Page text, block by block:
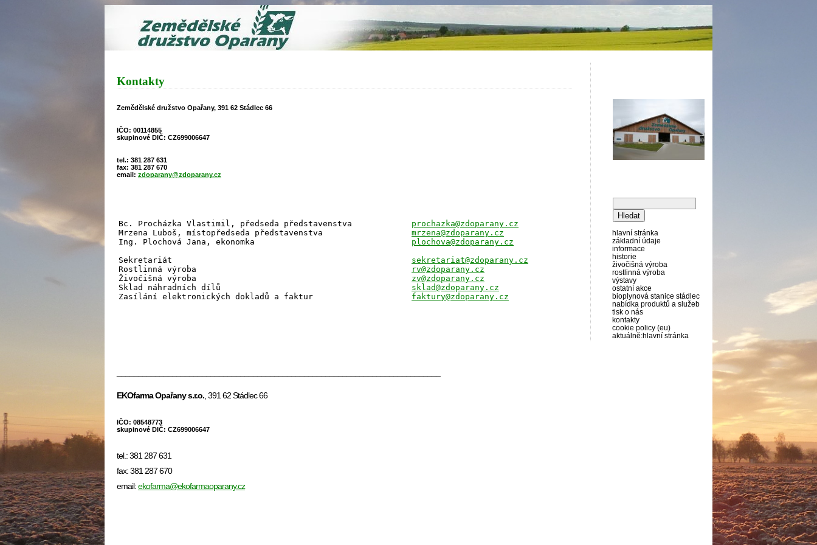
hlavní stránka
základní údaje
informace
historie
živočišná výroba
rostlinná výroba
výstavy
ostatní akce
bioplynová stanice stádlec
nabídka produktů a služeb
tisk o nás
kontakty
cookie policy (eu)
aktuálně:hlavní stránka
Kontakty
Zemědělské družstvo Opařany, 391 62 Stádlec 66
IČO: 00114855
skupinové DIČ: CZ699006647
tel.: 381 287 631
fax: 381 287 670
email: zdoparany@zdoparany.cz
Bc. Procházka Vlastimil, předseda představenstva
Mrzena Luboš, místopředseda představenstva
Ing. Plochová Jana, ekonomka
Sekretariát
Rostlinná výroba
Živočišná výroba
Sklad náhradních dílů
Zasílání elektronických dokladů a faktur
prochazka@zdoparany.cz
mrzena@zdoparany.cz
plochova@zdoparany.cz
sekretariat@zdoparany.cz
rv@zdoparany.cz
zv@zdoparany.cz
sklad@zdoparany.cz
faktury@zdoparany.cz
EKOfarma Opařany s.r.o., 391 62 Stádlec 66
IČO: 08548773
skupinové DIČ: CZ699006647
tel.: 381 287 631
fax: 381 287 670
email:ekofarma@ekofarmaoparany.cz